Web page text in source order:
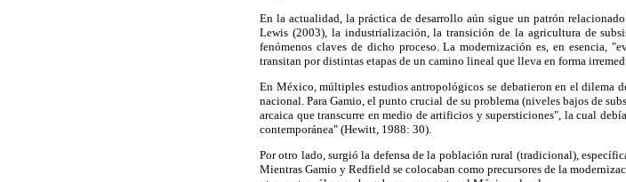
En la actualidad, la práctica de desarrollo aún sigue un patrón
Lewis (2003), la industrialización, la transición de la agricultura de
fenómenos claves de dicho proceso. La modernización es, en esencia,
transitan por distintas etapas de un camino lineal que lleva en forma
En México, múltiples estudios antropológicos se debatieron en el dilema
nacional. Para Gamio, el punto crucial de su problema (niveles bajos de
arcaica que transcurre en medio de artificios y supersticiones", la cual
contemporánea" (Hewitt, 1988: 30).
Por otro lado, surgió la defensa de la población rural (tradicional),
Mientras Gamio y Redfield se colocaban como precursores de la